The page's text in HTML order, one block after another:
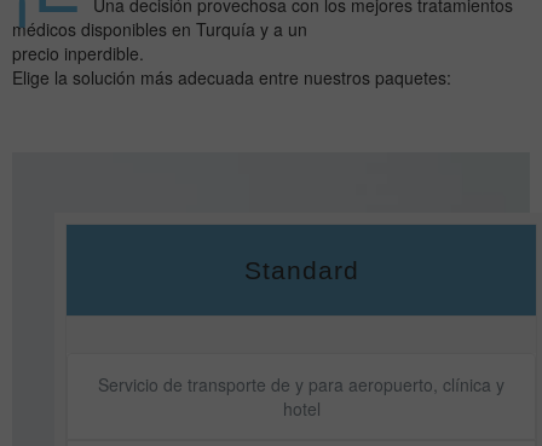
médicos disponibles en Turquía y a un
precio inperdible.
Elige la solución más adecuada entre nuestros paquetes:
Standard
Servicio de transporte de y para aeropuerto, clínica y
hotel